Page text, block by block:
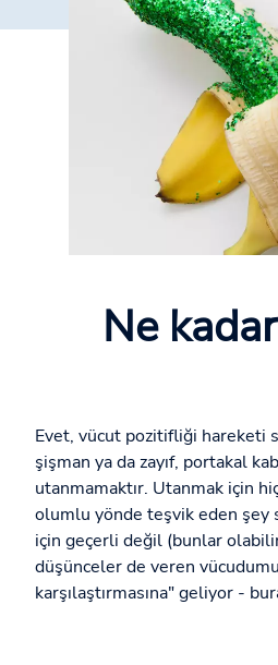
Ne
Evet, vücut pozitifliği hareketi
şişman ya da zayıf, portakal
utanmamaktır. Utanmak için
olumlu yönde teşvik eden şey
için geçerli değil (bunlar
düşünceler de veren
karşılaştırmasına" geliyor -